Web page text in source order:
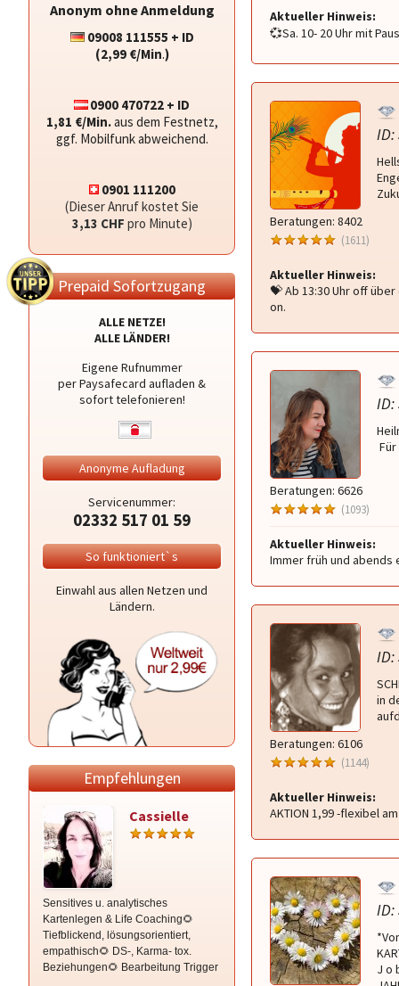
Anonym ohne Anmeldung
09008 111555 + ID
(2,99 €/Min.)
0900 470722 + ID
1,81 €/Min.aus dem Festnetz,
ggf. Mobilfunk abweichend.
0901 111200
(Dieser Anruf kostet Sie
3,13 CHF pro Minute)
Prepaid Sofortzugang
ALLE NETZE!
ALLE LÄNDER!
Eigene Rufnummer
per Paysafecard aufladen &
sofort telefonieren!
Anonyme Aufladung
Servicenummer:
02332 517 01 59
So funktioniert`s
Einwahl aus allen Netzen und
Ländern.
Empfehlungen
Cassielle
Sensitives u. analytisches
Kartenlegen & Life Coaching🌻
Tiefblickend, lösungsorientiert,
empathisch🌻 DS-, Karma- tox.
Beziehungen🌻 Bearbeitung Trigger
Anne-Maria
Hellsichtige und Hellfühlende
Lebensberatung ohne Hilfsmittel.
Liebevoll und ehrlich hole dich dort
ab wo Du stehst! Auf Wunsch auch
Blockadenlösung und Energiearbeit!
Aktueller Hinweis:
💞Sa. 10- 20 Uhr mit
Beratungen: 8402
(1611)
ID:
Aktueller Hinweis:
💝 Ab 13:30 Uhr off
on.
Beratungen: 6626
(1093)
ID:
Aktueller Hinweis:
Immer früh und
Beratungen: 6106
(1144)
ID:
in
Aktueller Hinweis:
AKTION 1,99 -flexibel
ID:
J o